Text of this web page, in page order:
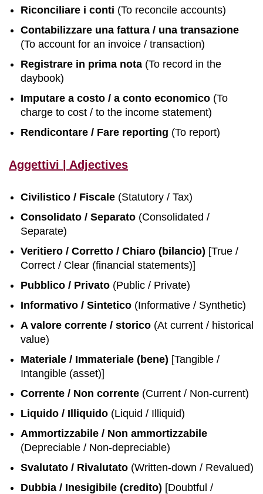
Riconciliare i conti (To reconcile accounts)
Contabilizzare una fattura / una transazione
(To account for an invoice / transaction)
Registrare in prima nota (To record in the
daybook)
Imputare a costo / a conto economico (To
charge to cost / to the income statement)
Rendicontare / Fare reporting (To report)
Aggettivi | Adjectives
Civilistico / Fiscale (Statutory / Tax)
Consolidato / Separato (Consolidated /
Separate)
Veritiero / Corretto / Chiaro (bilancio) [True /
Correct / Clear (financial statements)]
Pubblico / Privato (Public / Private)
Informativo / Sintetico (Informative / Synthetic)
A valore corrente / storico (At current / historical
value)
Materiale / Immateriale (bene) [Tangible /
Intangible (asset)]
Corrente / Non corrente (Current / Non-current)
Liquido / Illiquido (Liquid / Illiquid)
Ammortizzabile / Non ammortizzabile
(Depreciable / Non-depreciable)
Svalutato / Rivalutato (Written-down / Revalued)
Dubbia / Inesigibile (credito) [Doubtful /